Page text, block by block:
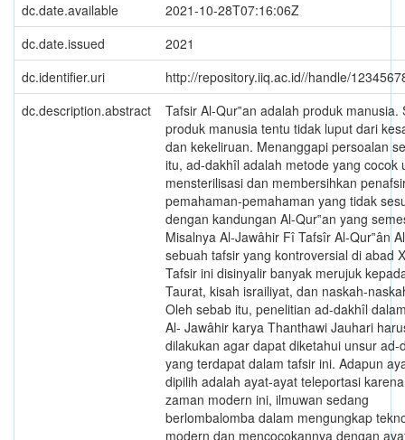
dc.date.available
2021-10-28T07:16:06Z
dc.date.issued
2021
dc.identifier.uri
http://repository.iiq.ac.id//handle/
dc.description.abstract
Tafsir Al-Qur‟an adalah produk manusia.
produk manusia tentu tidak luput dari
dan kekeliruan. Menanggapi persoalan
itu, ad-dakhîl adalah metode yang cocok
mensterilisasi dan membersihkan
pemahaman-pemahaman yang tidak
dengan kandungan Al-Qur‟an yang
Misalnya Al-Jawâhir Fî Tafsîr Al-Qur‟ân
sebuah tafsir yang kontroversial di abad
Tafsir ini disinyalir banyak merujuk
Taurat, kisah israiliyat, dan naskah-
Oleh sebab itu, penelitian ad-dakhîl
Al- Jawâhir karya Thanthawi Jauhari
dilakukan agar dapat diketahui unsur ad-
yang terdapat dalam tafsir ini. Adapun
dipilih adalah ayat-ayat teleportasi
zaman modern ini, ilmuwan sedang
berlombalomba dalam mengungkap
modern dan mencocokannya dengan